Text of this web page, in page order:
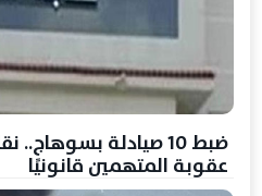
ضبط 10 صيادلة
عقوبة المتهمين قانونيًا